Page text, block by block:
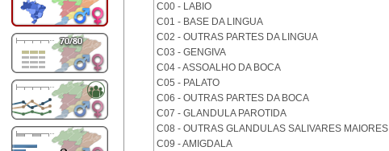
C00 - LABIO
C01 - BASE DA LINGUA
C02 - OUTRAS PARTES DA LINGUA
C03 - GENGIVA
C04 - ASSOALHO DA BOCA
C05 - PALATO
C06 - OUTRAS PARTES DA BOCA
C07 - GLANDULA PAROTIDA
C08 - OUTRAS GLANDULAS SALIVARES MAIORES
C09 - AMIGDALA